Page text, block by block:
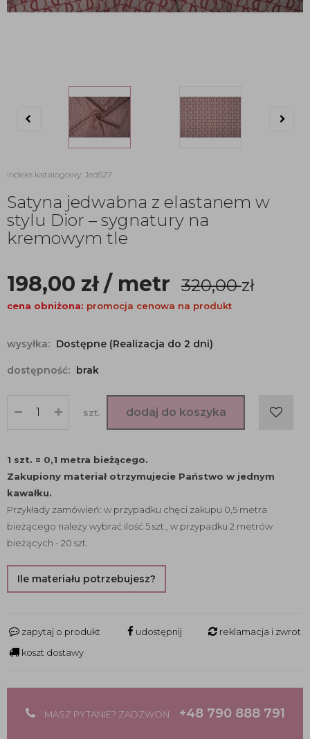
indeks katalogowy: Jed527
Satyna jedwabna z elastanem w
stylu Dior – sygnatury na
kremowym tle
198,00 zł/ metr 320,00zł
cena obniżona: promocja cenowa na produkt
wysyłka: Dostępne (Realizacja do 2 dni)
dostępność: brak
szt. dodaj do koszyka
1 szt. = 0,1 metra bieżącego.
Zakupiony materiał otrzymujecie Państwo w jednym
kawałku.
Przykłady zamówień: w przypadku chęci zakupu 0,5 metra
bieżącego należy wybrać ilość 5 szt., w przypadku 2 metrów
bieżących - 20 szt.
Ile materiału potrzebujesz?
zapytaj o produkt udostępnij
reklamacja i zwrot
koszt dostawy
MASZ PYTANIE? ZADZWOŃ +48 790 888 791